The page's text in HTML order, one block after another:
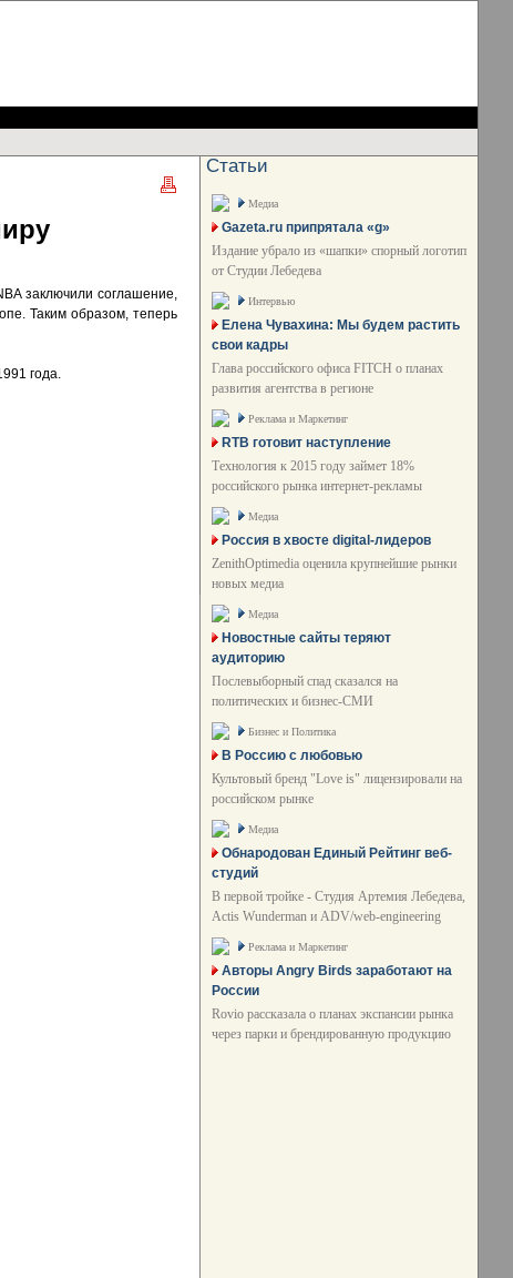
заключили соглашение,
Таким образом, теперь
года.
Статьи
Медиа
Gazeta.ru припрятала «g»
Издание убрало из «шапки» спорный логотип
от Студии Лебедева
Интервью
Елена Чувахина: Мы будем растить
свои кадры
Глава российского офиса FITCH о планах
развития агентства в регионе
Реклама и Маркетинг
RTB готовит наступление
Технология к 2015 году займет 18%
российского рынка интернет-рекламы
Медиа
Россия в хвосте digital-лидеров
ZenithOptimedia оценила крупнейшие рынки
новых медиа
Медиа
Новостные сайты теряют
аудиторию
Послевыборный спад сказался на
политических и бизнес-СМИ
Бизнес и Политика
В Россию с любовью
Культовый бренд "Love is" лицензировали на
российском рынке
Медиа
Обнародован Единый Рейтинг веб-
студий
В первой тройке - Студия Артемия Лебедева,
Actis Wunderman и ADV/web-engineering
Реклама и Маркетинг
Авторы Angry Birds заработают на
России
Rovio рассказала о планах экспансии рынка
через парки и брендированную продукцию